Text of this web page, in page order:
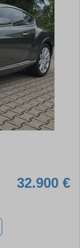
32.900 €